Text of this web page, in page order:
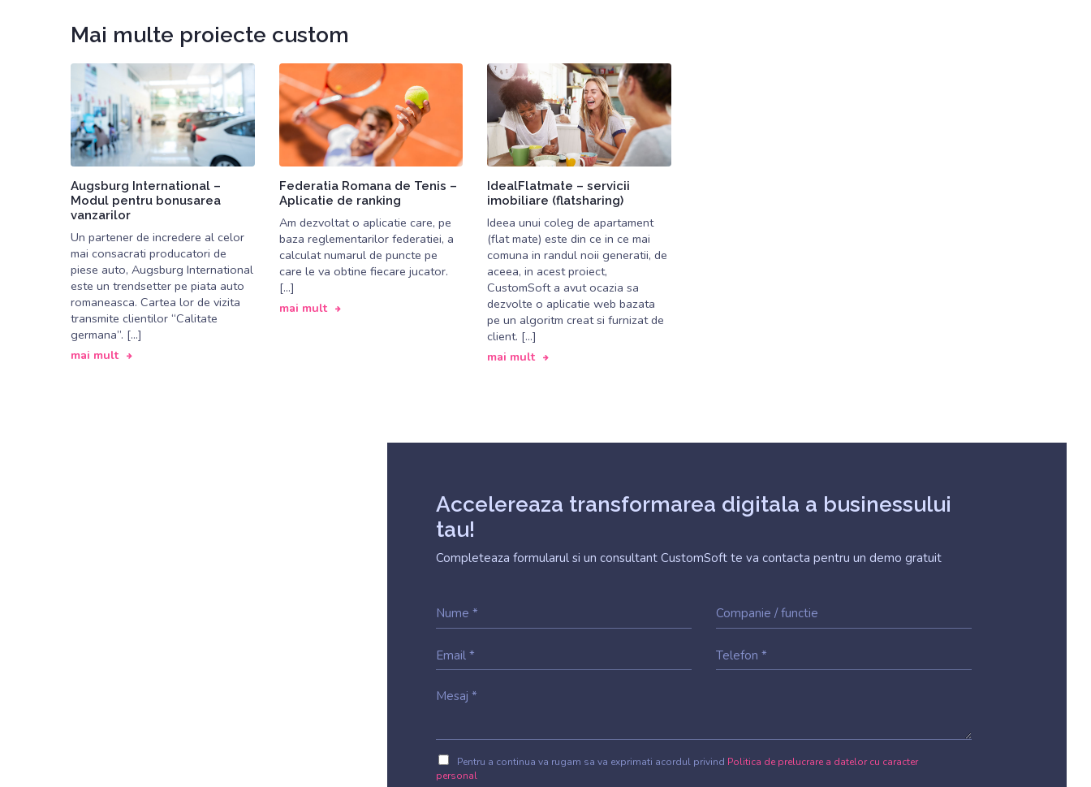
Mai multe proiecte custom
Augsburg International –
Modul pentru bonusarea
vanzarilor
Un partener de incredere al celor
mai consacrati producatori de
piese auto, Augsburg International
este un trendsetter pe piata auto
romaneasca. Cartea lor de vizita
transmite clientilor “Calitate
germana”. […]
mai mult
Federatia Romana de Tenis –
Aplicatie de ranking
Am dezvoltat o aplicatie care, pe
baza reglementarilor federatiei, a
calculat numarul de puncte pe
care le va obtine fiecare jucator.
[…]
mai mult
IdealFlatmate – servicii
imobiliare (flatsharing)
Ideea unui coleg de apartament
(flat mate) este din ce in ce mai
comuna in randul noii generatii, de
aceea, in acest proiect,
CustomSoft a avut ocazia sa
dezvolte o aplicatie web bazata
pe un algoritm creat si furnizat de
client. […]
mai mult
Accelereaza transformarea digitala a businessului
tau!
Completeaza formularul si un consultant CustomSoft te va contacta pentru un demo gratuit
Pentru a continua va rugam sa va exprimati acordul privind Politica de prelucrare a datelor cu caracter
personal